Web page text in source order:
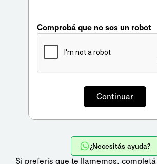
Comprobá que no sos un robot
¿Necesitás ayuda?
Si preferís que te llamemos,